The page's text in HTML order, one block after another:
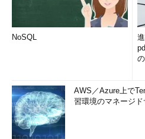
NoSQL
AWS／Azure上で
習環境のマネージ